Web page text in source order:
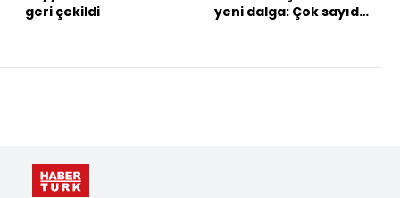
geri çekildi
yeni dalga: Çok sayıda